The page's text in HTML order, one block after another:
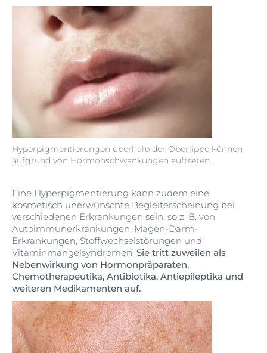
Hyperpigmentierungen oberhalb der Oberlippe können
aufgrund von Hormonschwankungen auftreten.
Eine Hyperpigmentierung kann zudem eine
kosmetisch unerwünschte Begleiterscheinung bei
verschiedenen Erkrankungen sein, so z. B. von
Autoimmunerkrankungen, Magen-Darm-
Erkrankungen, Stoffwechselstörungen und
Vitaminmangelsyndromen. Sie tritt zuweilen als
Nebenwirkung von Hormonpräparaten,
Chemotherapeutika, Antibiotika, Antiepileptika und
weiteren Medikamenten auf.